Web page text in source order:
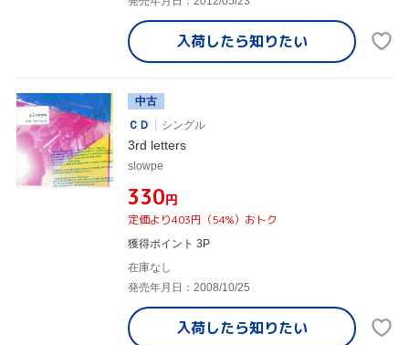
入荷したら知りたい
中古
ＣＤ
シングル
3rd letters
slowpe
¥330円
定価より403円（54%）おトク
獲得ポイント 3P
在庫なし
発売年月日：2008/10/25
入荷したら知りたい